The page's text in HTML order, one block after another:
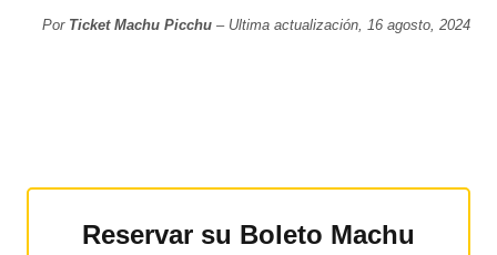
Por Ticket Machu Picchu– Ultima actualización, 16 agosto, 2024
Reservar su Boleto Machu